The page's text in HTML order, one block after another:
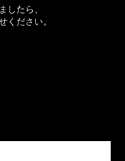
したら、
ください。